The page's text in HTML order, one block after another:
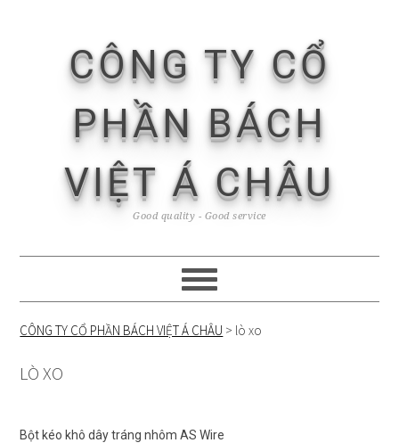
navigationCÔNG TY CỔ
PHẦN BÁCH
VIỆT Á CHÂU
Good quality - Good service
CÔNG TY CỔ PHẦN BÁCH VIỆT Á CHÂU > lò xo
LÒ XO
Bột kéo khô dây tráng nhôm AS Wire